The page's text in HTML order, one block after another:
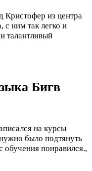
Кристофер из центра
с ним так легко и
талантливый
Бигв
на курсы
было подтянуть
обучения понравился.,